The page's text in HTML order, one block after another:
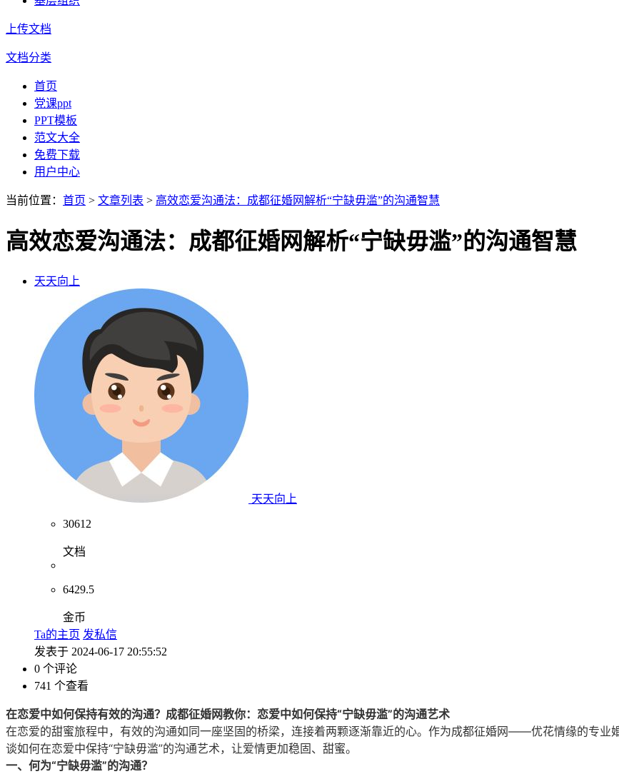
上传文档
文档分类
首页
党课ppt
PPT模板
范文大全
免费下载
用户中心
当前位置： 首页 > 文章列表 > 高效恋爱沟通法：成都征婚网解析“宁缺毋滥”的沟通智慧
高效恋爱沟通法：成都征婚网解析“宁缺毋滥”的沟通智慧
天天向上
天天向上
30612
文档
6429.5
金币
Ta的主页 发私信
发表于 2024-06-17 20:55:52
0 个评论
741 个查看
在恋爱中如何保持有效的沟通？ 成都征婚网教你：恋爱中如何保持“宁缺毋滥”的沟通艺术
在恋爱的甜蜜旅程中，有效的沟通如同一座坚固的桥梁，连接着两颗逐渐靠近的心。作为成都征婚网——优花情缘的专业
谈如何在恋爱中保持“宁缺毋滥”的沟通艺术，让爱情更加稳固、甜蜜。
一、何为“宁缺毋滥”的沟通？